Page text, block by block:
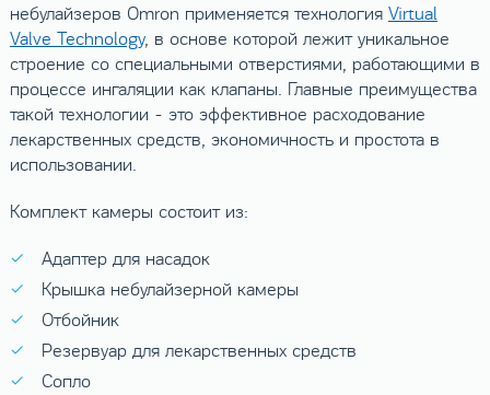
небулайзеров Omron применяется технология Virtual
Valve Technology, в основе которой лежит уникальное
строение со специальными отверстиями, работающими в
процессе ингаляции как клапаны. Главные преимущества
такой технологии - это эффективное расходование
лекарственных средств, экономичность и простота в
использовании.
Комплект камеры состоит из:
Адаптер для насадок
Крышка небулайзерной камеры
Отбойник
Резервуар для лекарственных средств
Сопло